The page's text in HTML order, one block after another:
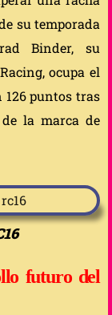
su temporada
Binder, su
ocupa el
126 puntos tras
la marca de
futuro del